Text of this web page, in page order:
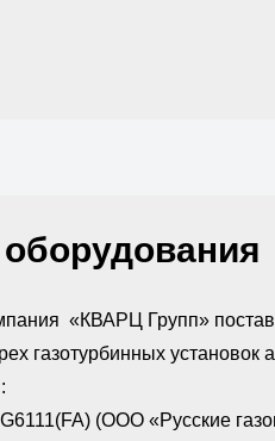
«КВАРЦ Групп»
газотурбинных
(ООО «Русские